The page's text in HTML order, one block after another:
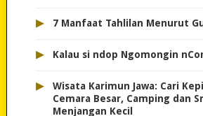
▸ 7 Manfaat Tahlilan Menurut
▸ Kalau si ndop Ngomongin
▸
Wisata Karimun Jawa: Cari
Cemara Besar, Camping dan
Menjangan Kecil